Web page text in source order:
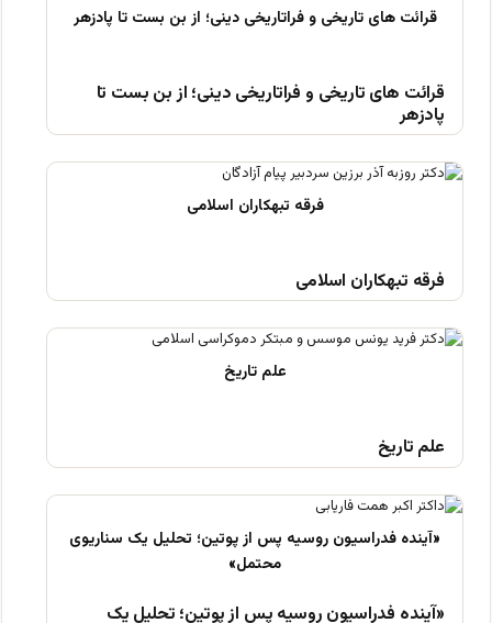
قرائت های تاریخی و فراتاریخی دینی؛ از بن بست تا
پادزهر
فرقه تبهکاران اسلامی
علم تاریخ
«آینده فدراسیون روسیه پس از پوتین؛ تحلیل یک